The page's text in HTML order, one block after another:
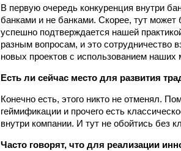
В первую очередь конкуренция внутри
банками и не банками. Скорее, тут может
успешно подтверждается нашей
разным вопросам, и это сотрудничество
новых проектов с использованием наших
Есть ли сейчас место для развития
Конечно есть, этого никто не отменял.
геймификации и прочего есть
внутри компании. И тут не обойтись без
Часто говорят, что для реализации